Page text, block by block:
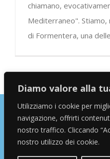
Diamo valore alla
Utilizziamo i cookie per
navigazione, offrirti
nostro traffico. Cliccando
nostro utilizzo dei cookie.
chiamano,
Mediterraneo".
di Formentera, una
Copyright © 2026 Alessandro
facebook